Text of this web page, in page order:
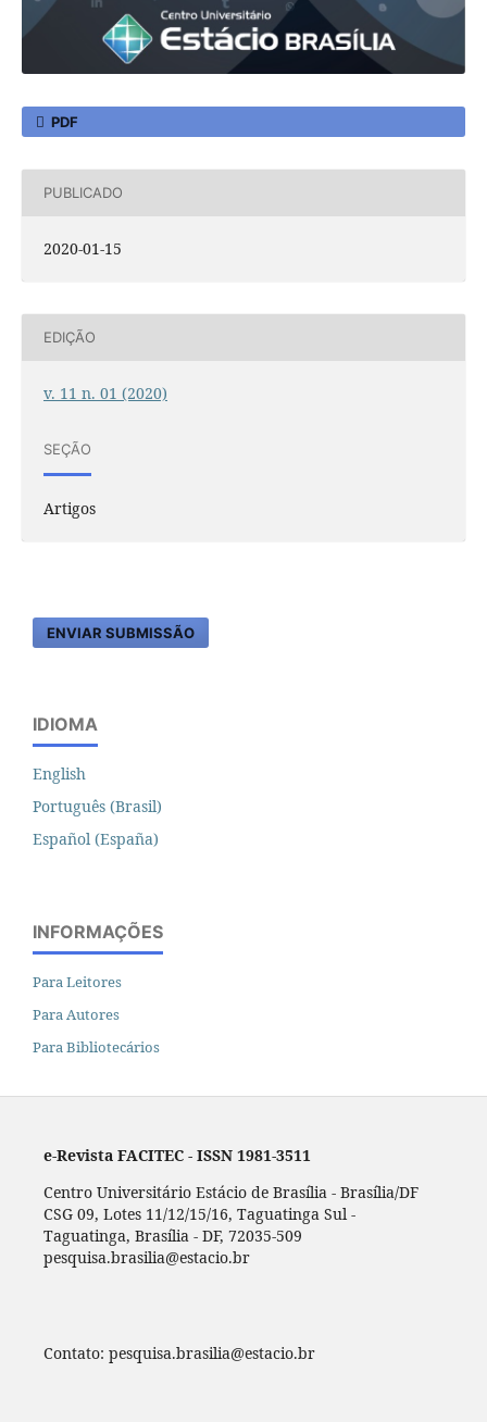
PDF
PUBLICADO
2020-01-15
EDIÇÃO
v. 11 n. 01 (2020)
SEÇÃO
Artigos
ENVIAR SUBMISSÃO
IDIOMA
English
Português (Brasil)
Español (España)
INFORMAÇÕES
Para Leitores
Para Autores
Para Bibliotecários
e-Revista FACITEC - ISSN 1981-3511
Centro Universitário Estácio de Brasília - Brasília/DF
CSG 09, Lotes 11/12/15/16, Taguatinga Sul -
Taguatinga, Brasília - DF, 72035-509
pesquisa.brasilia@estacio.br
Contato: pesquisa.brasilia@estacio.br